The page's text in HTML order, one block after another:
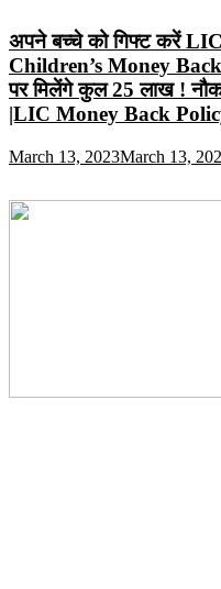
अपने बच्चे को गिफ्ट करें
Children’s Money
पर मिलेंगे कुल 25 लाख !
|LIC Money Back
March 13, 2023March 13,